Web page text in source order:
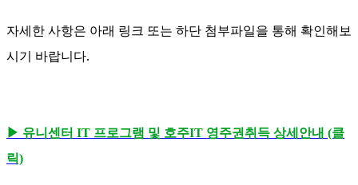
자세한 사항은 아래 링크 또는 하단 첨부파일을 통해 확인해보
시기 바랍니다.
▶ 유니센터 IT 프로그램 및 호주IT 영주권취득 상세안내 (클
릭)